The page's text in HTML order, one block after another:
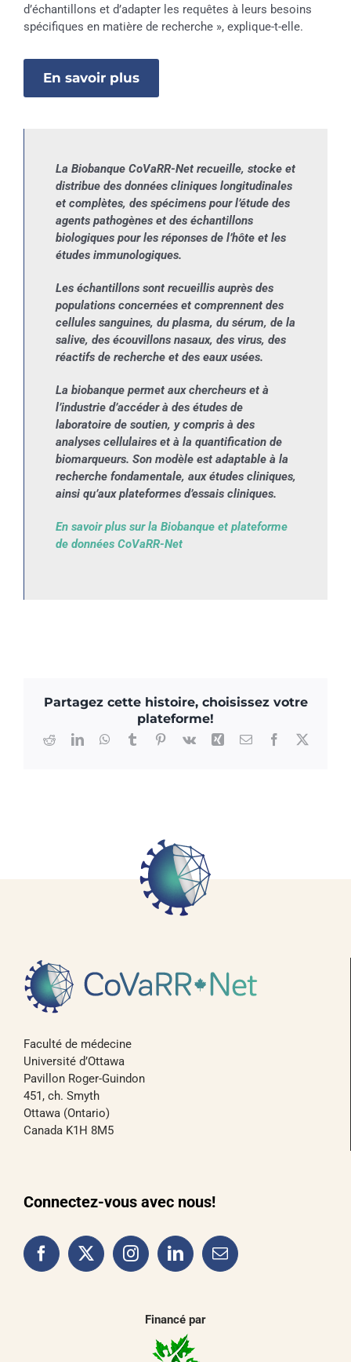
d’échantillons et d’adapter les requêtes à leurs besoins
spécifiques en matière de recherche », explique-t-elle.
En savoir plus
La Biobanque CoVaRR-Net recueille, stocke et
distribue des données cliniques longitudinales
et complètes, des spécimens pour l’étude des
agents pathogènes et des échantillons
biologiques pour les réponses de l’hôte et les
études immunologiques.
Les échantillons sont recueillis auprès des
populations concernées et comprennent des
cellules sanguines, du plasma, du sérum, de la
salive, des écouvillons nasaux, des virus, des
réactifs de recherche et des eaux usées.
La biobanque permet aux chercheurs et à
l’industrie d’accéder à des études de
laboratoire de soutien, y compris à des
analyses cellulaires et à la quantification de
biomarqueurs. Son modèle est adaptable à la
recherche fondamentale, aux études cliniques,
ainsi qu’aux plateformes d’essais cliniques.
En savoir plus sur la Biobanque et plateforme
de données CoVaRR-Net
Partagez cette histoire, choisissez votre
plateforme!
Facebook
X
RedditLinkedInWhatsApp
TumblrPinterest
Vk Xing Courriel
Faculté de médecine
Université d’Ottawa
Pavillon Roger-Guindon
451, ch. Smyth
Ottawa (Ontario)
Canada K1H 8M5
Connectez-vous avec nous!
Financé par